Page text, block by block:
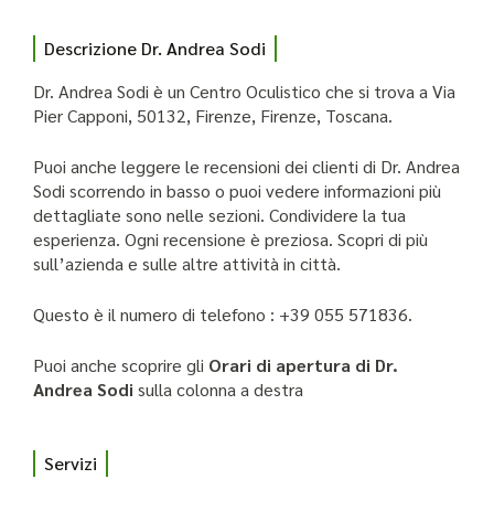
Descrizione Dr. Andrea Sodi
Dr. Andrea Sodi è un Centro Oculistico che si trova a Via
Pier Capponi, 50132, Firenze, Firenze, Toscana.
Puoi anche leggere le recensioni dei clienti di Dr. Andrea
Sodi scorrendo in basso o puoi vedere informazioni più
dettagliate sono nelle sezioni. Condividere la tua
esperienza. Ogni recensione è preziosa. Scopri di più
sull’azienda e sulle altre attività in città.
Questo è il numero di telefono : +39 055 571836.
Puoi anche scoprire gli Orari di apertura di Dr.
Andrea Sodi sulla colonna a destra
Servizi